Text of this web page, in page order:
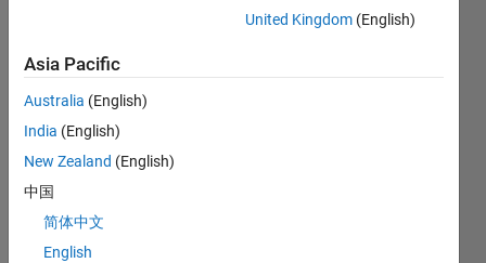
CONTRIBUTIONS 2
L
01/23
06/23
11/23
04/24
09/24
02/25
07/25
12/25
05/26
07/23
01/24
07/24
01/25
01/26
07/26
TIMELINE
United Kingdom (English)
Asia Pacific
Australia (English)
India (English)
New Zealand (English)
中国
简体中文
English